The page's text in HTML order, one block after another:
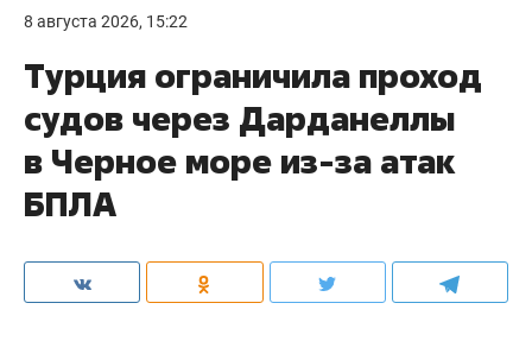
8 августа 2026, 15:22
Турция ограничила проход
судов через Дарданеллы
в Черное море из-за атак
БПЛА